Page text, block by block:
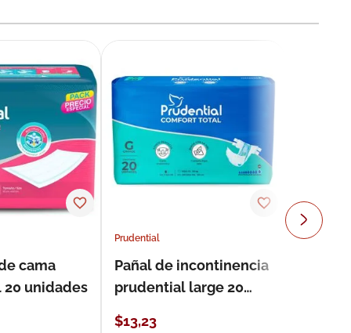
cama
unidades
Prudential
Pañal de incontinencia
prudential large 20
$13,23